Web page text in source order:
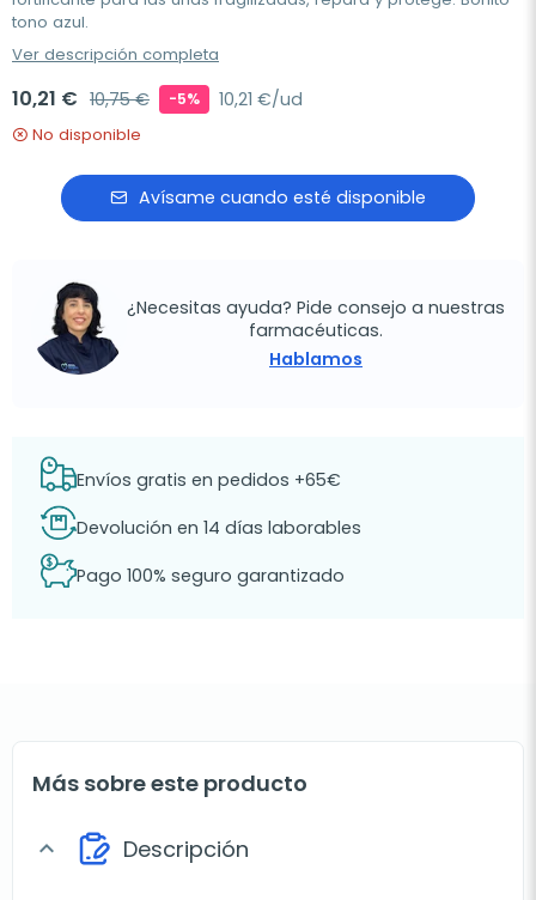
tono azul.
Ver descripción completa
10,21 € 10,75 € -5% 10,21 €/ud
No disponible
Avísame cuando esté disponible
¿Necesitas ayuda? Pide consejo a nuestras
farmacéuticas.
Hablamos
Envíos gratis en pedidos +65€
Devolución en 14 días laborables
Pago 100% seguro garantizado
Más sobre este producto
expand_more Descripción